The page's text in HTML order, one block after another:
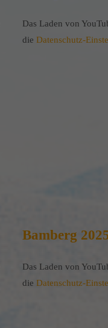
Das Laden von
dieDatenschutz-
Bamberg
Das Laden von
dieDatenschutz-